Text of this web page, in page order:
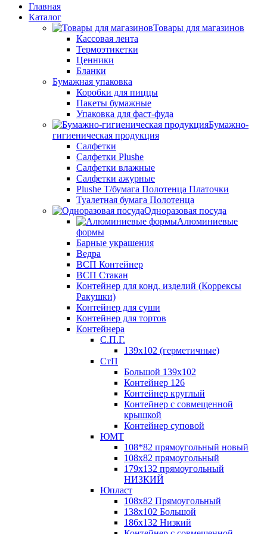
Главная
Каталог
Товары для магазинов
Кассовая лента
Термоэтикетки
Ценники
Бланки
Бумажная упаковка
Коробки для пиццы
Пакеты бумажные
Упаковка для фаст-фуда
Бумажно-
гигиеническая продукция
Салфетки
Салфетки Plushe
Салфетки влажные
Салфетки ажурные
Plushe Т/бумага Полотенца Платочки
Туалетная бумага Полотенца
Одноразовая посуда
Алюминиевые
формы
Барные украшения
Ведра
ВСП Контейнер
ВСП Стакан
Контейнер для конд. изделий (Коррексы
Ракушки)
Контейнер для суши
Контейнер для тортов
Контейнера
С.П.Г.
139х102 (герметичные)
СтП
Большой 139х102
Контейнер 126
Контейнер круглый
Контейнер с совмещенной
крышкой
Контейнер суповой
ЮМТ
108*82 прямоугольный новый
108х82 прямоугольный
179х132 прямоугольный
НИЗКИЙ
Юпласт
108х82 Прямоугольный
138х102 Большой
186х132 Низкий